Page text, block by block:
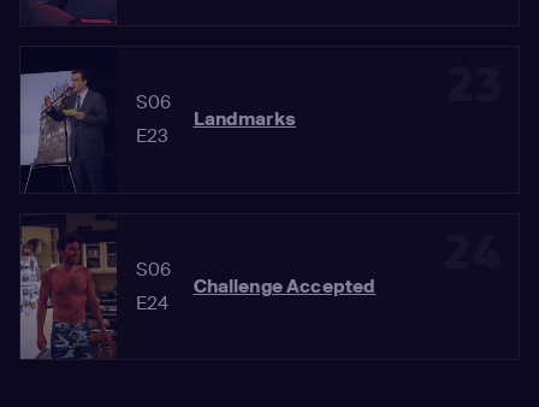
S06
E23
Landmarks
S06
E24
Challenge Accepted